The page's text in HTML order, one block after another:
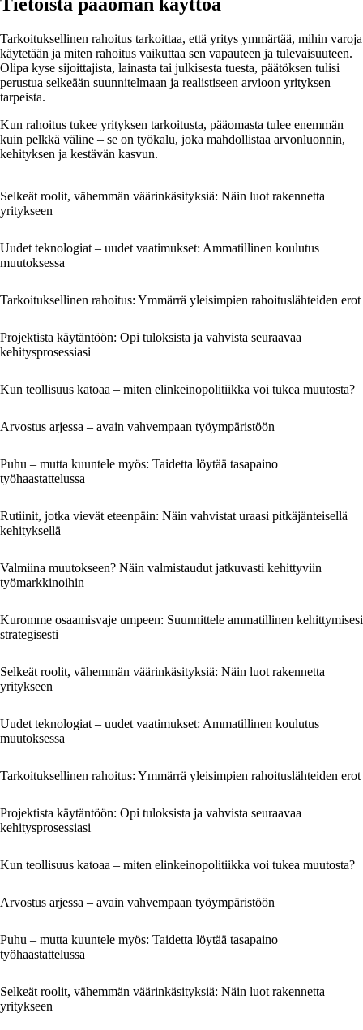
Tarkoituksellinen rahoitus tarkoittaa, että yritys ymmärtää, mihin varoja
käytetään ja miten rahoitus vaikuttaa sen vapauteen ja tulevaisuuteen.
Olipa kyse sijoittajista, lainasta tai julkisesta tuesta, päätöksen tulisi
perustua selkeään suunnitelmaan ja realistiseen arvioon yrityksen
tarpeista.
Kun rahoitus tukee yrityksen tarkoitusta, pääomasta tulee enemmän
kuin pelkkä väline – se on työkalu, joka mahdollistaa arvonluonnin,
kehityksen ja kestävän kasvun.
Selkeät roolit, vähemmän väärinkäsityksiä: Näin luot rakennetta
yritykseen
Uudet teknologiat – uudet vaatimukset: Ammatillinen koulutus
muutoksessa
Tarkoituksellinen rahoitus: Ymmärrä yleisimpien rahoituslähteiden erot
Projektista käytäntöön: Opi tuloksista ja vahvista seuraavaa
kehitysprosessiasi
Kun teollisuus katoaa – miten elinkeinopolitiikka voi tukea muutosta?
Arvostus arjessa – avain vahvempaan työympäristöön
Puhu – mutta kuuntele myös: Taidetta löytää tasapaino
työhaastattelussa
Rutiinit, jotka vievät eteenpäin: Näin vahvistat uraasi pitkäjänteisellä
kehityksellä
Valmiina muutokseen? Näin valmistaudut jatkuvasti kehittyviin
työmarkkinoihin
Kuromme osaamisvaje umpeen: Suunnittele ammatillinen kehittymisesi
strategisesti
Selkeät roolit, vähemmän väärinkäsityksiä: Näin luot rakennetta
yritykseen
Uudet teknologiat – uudet vaatimukset: Ammatillinen koulutus
muutoksessa
Tarkoituksellinen rahoitus: Ymmärrä yleisimpien rahoituslähteiden erot
Projektista käytäntöön: Opi tuloksista ja vahvista seuraavaa
kehitysprosessiasi
Kun teollisuus katoaa – miten elinkeinopolitiikka voi tukea muutosta?
Arvostus arjessa – avain vahvempaan työympäristöön
Puhu – mutta kuuntele myös: Taidetta löytää tasapaino
työhaastattelussa
Selkeät roolit, vähemmän väärinkäsityksiä: Näin luot rakennetta
yritykseen